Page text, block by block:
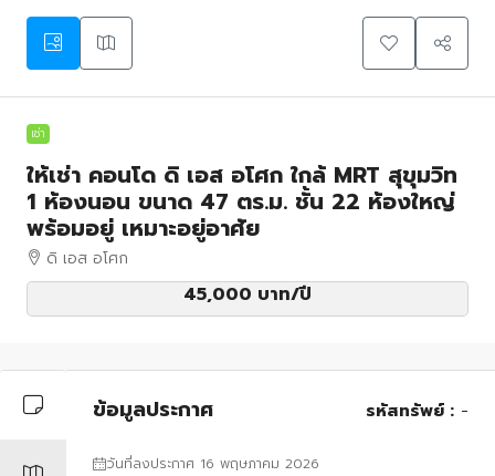
เช่า
ให้เช่า คอนโด ดิ เอส อโศก ใกล้ MRT สุขุมวิท
1 ห้องนอน ขนาด 47 ตร.ม. ชั้น 22 ห้องใหญ่
พร้อมอยู่ เหมาะอยู่อาศัย
ดิ เอส อโศก
45,000 บาท/ปี
ข้อมูลประกาศ รหัสทรัพย์ : -
วันที่ลงประกาศ 16 พฤษภาคม 2026